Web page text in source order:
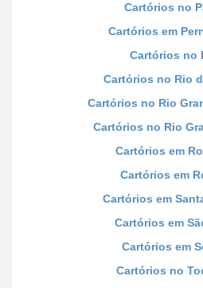
Cartórios no
Cartórios em
Cartórios no
Cartórios no Rio
Cartórios no Rio
Cartórios no Rio
Cartórios em
Cartórios em
Cartórios em
Cartórios em
Cartórios em
Cartórios no